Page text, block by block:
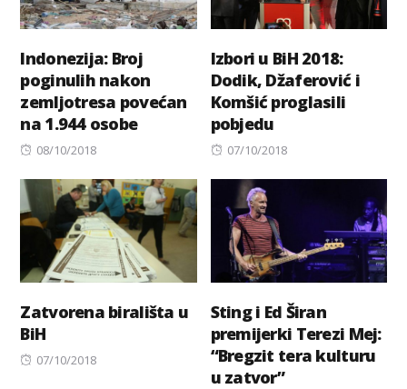
Indonezija: Broj
poginulih nakon
zemljotresa povećan
na 1.944 osobe
Posted
08/10/2018
Izbori u BiH 2018:
Dodik, Džaferović i
Komšić proglasili
pobjedu
Posted
07/10/2018
Zatvorena birališta u
BiH
Posted
07/10/2018
Sting i Ed Širan
premijerki Terezi Mej:
“Bregzit tera kulturu
u zatvor”